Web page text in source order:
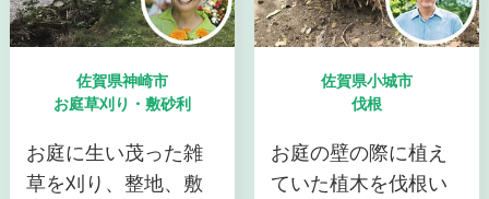
佐賀県神崎市
お庭草刈り・敷砂利
お庭に生い茂った雑
草を刈り、整地、敷
佐賀県小城市
伐根
お庭の壁の際に植え
ていた植木を伐根い